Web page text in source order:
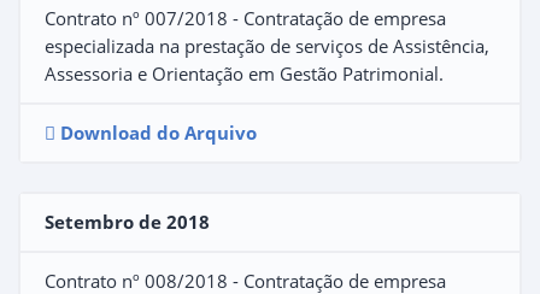
Contrato nº 007/2018 - Contratação de empresa
especializada na prestação de serviços de Assistência,
Assessoria e Orientação em Gestão Patrimonial.
Download do Arquivo
Setembro de 2018
Contrato nº 008/2018 - Contratação de empresa